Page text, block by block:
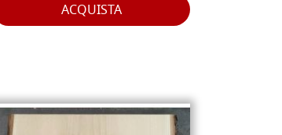
ACQUISTA